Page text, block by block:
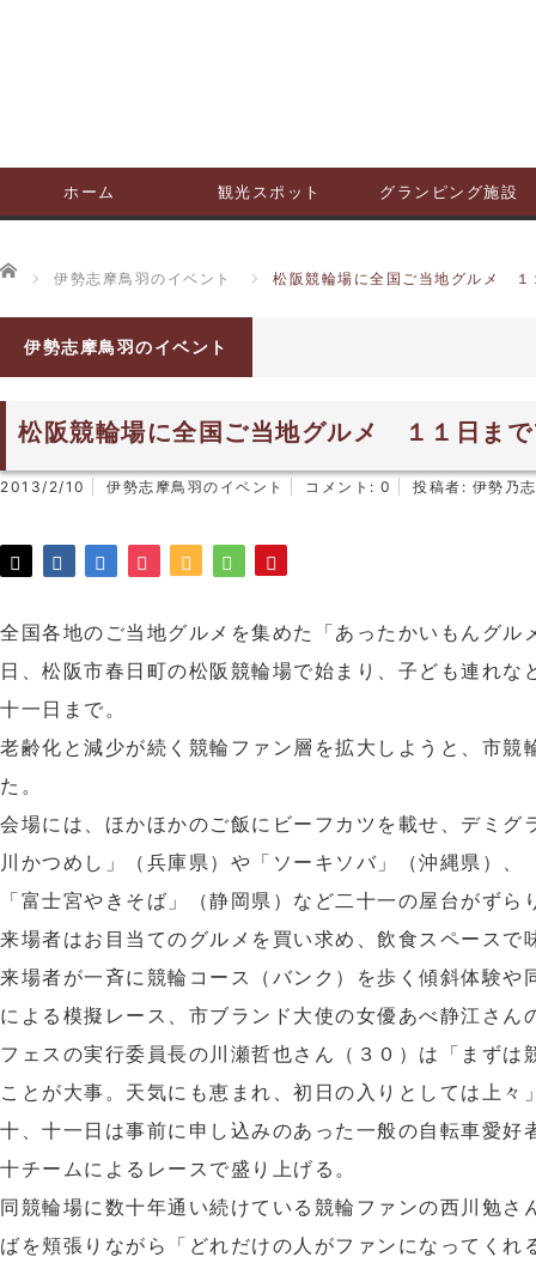
ホーム 観光スポット グランピング施設
ホーム
伊勢志摩鳥羽のイベント 松阪競輪場に全国ご当地グルメ １
伊勢志摩鳥羽のイベント
松阪競輪場に全国ご当地グルメ １１日ま
2013/2/10 伊勢志摩鳥羽のイベント コメント: 0 投稿者: 伊勢乃
全国各地のご当地グルメを集めた「あったかいもんグル
日、松阪市春日町の松阪競輪場で始まり、子ども連れな
十一日まで。
老齢化と減少が続く競輪ファン層を拡大しようと、市競
た。
会場には、ほかほかのご飯にビーフカツを載せ、デミグ
川かつめし」（兵庫県）や「ソーキソバ」（沖縄県）、
「富士宮やきそば」（静岡県）など二十一の屋台がずら
来場者はお目当てのグルメを買い求め、飲食スペースで
来場者が一斉に競輪コース（バンク）を歩く傾斜体験や
による模擬レース、市ブランド大使の女優あべ静江さん
フェスの実行委員長の川瀬哲也さん（３０）は「まずは
ことが大事。天気にも恵まれ、初日の入りとしては上々
十、十一日は事前に申し込みのあった一般の自転車愛好
十チームによるレースで盛り上げる。
同競輪場に数十年通い続けている競輪ファンの西川勉さ
ばを頬張りながら「どれだけの人がファンになってくれ